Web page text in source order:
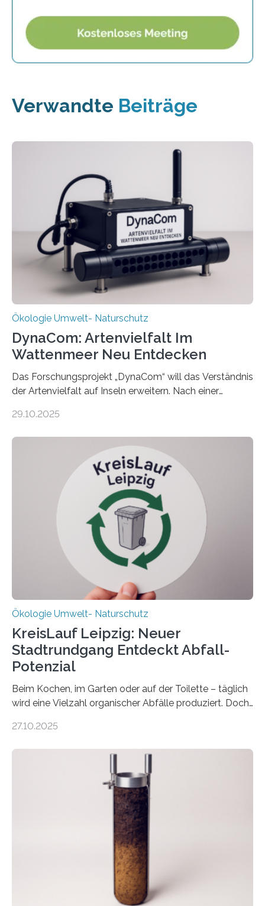
Verwandte Beiträge
Ökologie Umwelt- Naturschutz
DynaCom: Artenvielfalt Im
Wattenmeer Neu Entdecken
Das Forschungsprojekt „DynaCom“ will das Verständnis
der Artenvielfalt auf Inseln erweitern. Nach einer
Beobachtungen im Wattenmeer ist nun eine große
Oldenburg befassen sich insbesondere damit, wie ein
Ökosystem gedeiht – und wie sich dieser Prozess
verlässlich prognostizieren lässt. Grünes Licht für
„DynaCom“: Die Deutsche Forschungsgemeinschaft
(DFG) fördert das Anfang 2019 gestartete
Forschungsprojekt an der Universität Oldenburg für
zwei weitere Jahre mit rund 1,2 Millionen Euro. „Wir
freuen uns sehr über…
29.10.2025
Ökologie Umwelt- Naturschutz
KreisLauf Leipzig: Neuer
Stadtrundgang Entdeckt Abfall-
Potenzial
Beim Kochen, im Garten oder auf der Toilette – täglich
wird eine Vielzahl organischer Abfälle produziert. Doch
Potenzial nur dann entfalten können, wenn sie in
Veränderung der Wirtschaft wichtig ist, zeigt der vom
Deutschen Biomasseforschungszentrum und der
Stadtreinigung Leipzig konzipierte und am 24. Oktober
2025 offiziell eingeweihte Stadtrundgang „KreisLauf“. Er
ist ab sofort im Leipziger Stadtgebiet…
27.10.2025